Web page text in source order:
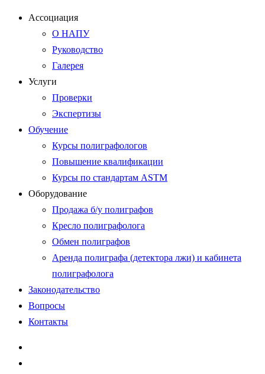
Ассоциация
О НАПУ
Руководство
Галерея
Услуги
Проверки
Экспертизы
Обучение
Курсы полиграфологов
Повышение квалификации
Курсы по стандартам ASTM
Оборудование
Продажа б/у полиграфов
Кресло полиграфолога
Обмен полиграфов
Аренда полиграфа (детектора лжи) и кабинета
полиграфолога
Законодательство
Вопросы
Контакты